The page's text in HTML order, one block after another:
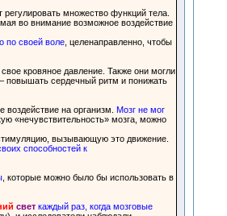
множество функций тела.
во внимание возможное воздействие
по своей воле, целенаправленно, чтобы
кровяное давление. Также они могли
повышать сердечный ритм и понижать
на организм.
Мозг не мог
«нечувствительность» мозга, можно
вызывающую это движение.
способностей к
, которые можно было бы использовать в
светкаждый раз, когда мозговые